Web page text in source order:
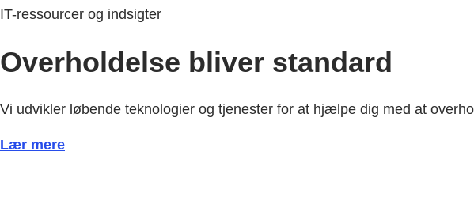
IT-ressourcer og indsigter
Overholdelse bliver standard
Vi udvikler løbende teknologier og tjenester for at hjælpe dig med at
Lær mere